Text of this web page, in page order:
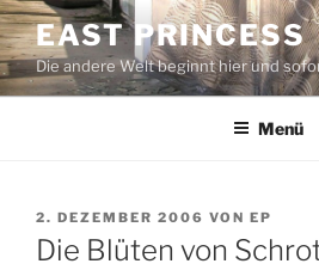
Zum
Inhalt
springen
EAST PRINCESS
Die andere Welt beginnt hier und
Menü
VERÖFFENTLICHT
AM
2. DEZEMBER 2006 VON EP
Die Blüten von